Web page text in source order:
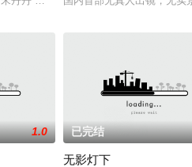
1.0 已完结
无影灯下